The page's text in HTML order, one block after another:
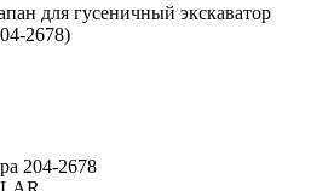
для гусеничный экскаватор
2678)
204-2678